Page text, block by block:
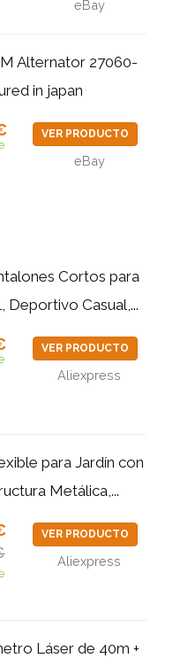
eBay
Alternator 27060-
in japan
VER PRODUCTO
eBay
Cortos para
Deportivo Casual,...
VER PRODUCTO
Aliexpress
para Jardín con
Metálica,...
VER PRODUCTO
Aliexpress
Láser de 40m +